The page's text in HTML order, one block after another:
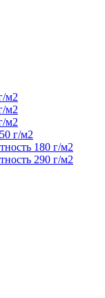
м2
м2
м2
г/м2
180 г/м2
290 г/м2